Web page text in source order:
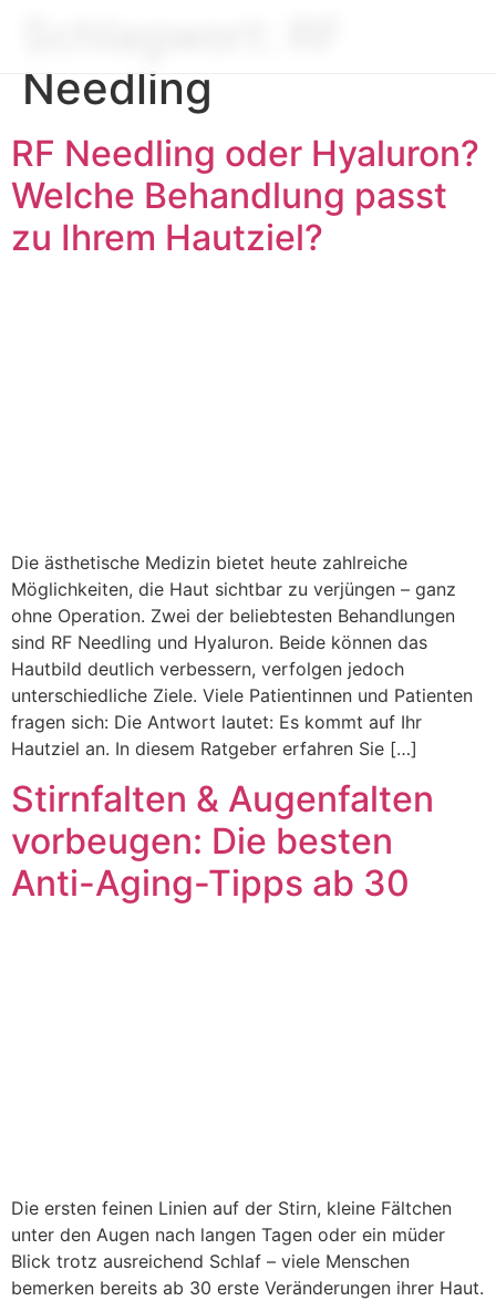
Needling
RF Needling oder Hyaluron?
Welche Behandlung passt
zu Ihrem Hautziel?
Die ästhetische Medizin bietet heute zahlreiche
Möglichkeiten, die Haut sichtbar zu verjüngen – ganz
ohne Operation. Zwei der beliebtesten Behandlungen
sind RF Needling und Hyaluron. Beide können das
Hautbild deutlich verbessern, verfolgen jedoch
unterschiedliche Ziele. Viele Patientinnen und Patienten
fragen sich: Die Antwort lautet: Es kommt auf Ihr
Hautziel an. In diesem Ratgeber erfahren Sie […]
Stirnfalten & Augenfalten
vorbeugen: Die besten
Anti-Aging-Tipps ab 30
Die ersten feinen Linien auf der Stirn, kleine Fältchen
unter den Augen nach langen Tagen oder ein müder
Blick trotz ausreichend Schlaf – viele Menschen
bemerken bereits ab 30 erste Veränderungen ihrer Haut.